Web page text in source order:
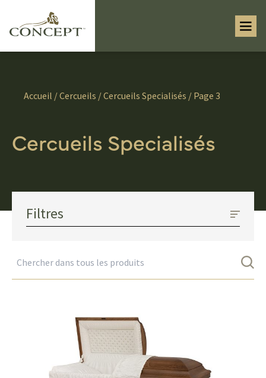
Accueil /Cercueils /Cercueils Specialisés / Page 3
Cercueils Specialisés
Filtres